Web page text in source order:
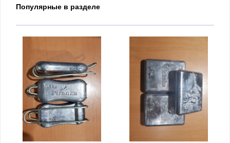
Популярные в разделе